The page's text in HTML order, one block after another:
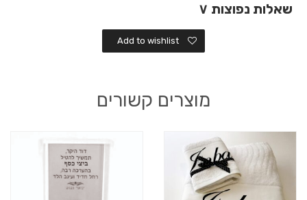
שאלות נפוצות ∨
Add to wishlist
מוצרים קשורים